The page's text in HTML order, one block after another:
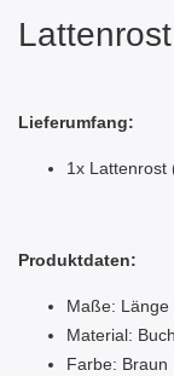
Lieferumfang:
1x Lattenrost
Produktdaten:
Maße: Länge
Material:
Farbe: Braun